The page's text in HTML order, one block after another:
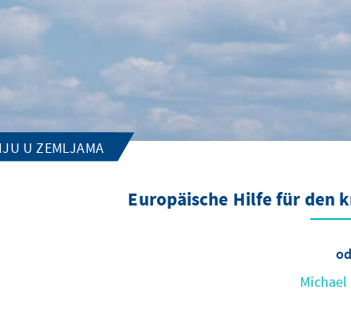
U ZEMLJAMA
Europäische Hilfe für den
od